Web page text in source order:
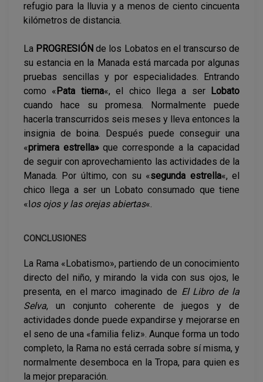
refugio para la lluvia y a menos de ciento cincuenta
kilómetros de distancia.
La PROGRESIÓN de los Lobatos en el transcurso de
su estancia en la Manada está marcada por algunas
pruebas sencillas y por especialidades. Entrando
como « Pata tierna«, el chico llega a ser
Lobato
cuando hace su promesa. Normalmente puede
hacerla transcurridos seis meses y lleva entonces la
insignia de boina. Después puede conseguir una
«primera estrella»que corresponde a la capacidad
de seguir con aprovechamiento las actividades de la
Manada. Por último, con su «segunda estrella«, el
chico llega a ser un Lobato consumado que tiene
«l os ojos y las orejas abiertas«.
CONCLUSIONES
La Rama «Lobatismo», partiendo de un conocimiento
directo del niño, y mirando la vida con sus ojos, le
presenta, en el marco imaginado de El Libro de la
Selva, un conjunto coherente de juegos y de
actividades donde puede expandirse y mejorarse en
el seno de una «familia feliz». Aunque forma un todo
completo, la Rama no está cerrada sobre sí misma, y
normalmente desemboca en la Tropa, para quien es
la mejor preparación.